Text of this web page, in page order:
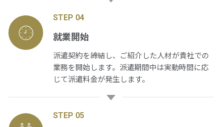
STEP 04
就業開始
派遣契約を締結し、ご紹介した人材が貴社での
業務を開始します。派遣期間中は実動時間に応
じて派遣料金が発生します。
STEP 05